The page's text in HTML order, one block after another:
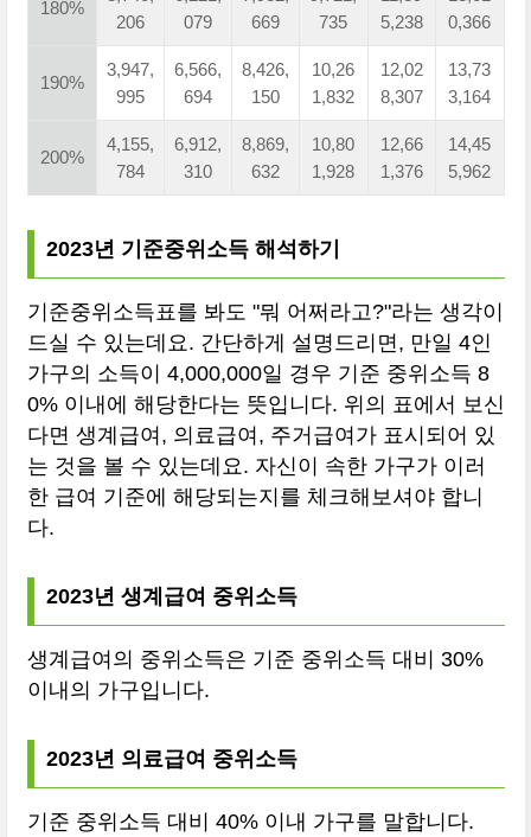
180%
206
079
669
735
5,238
0,366
190%
3,947,
995
6,566,
694
8,426,
150
10,26
1,832
12,02
8,307
13,73
3,164
200%
4,155,
784
6,912,
310
8,869,
632
10,80
1,928
12,66
1,376
14,45
5,962
2023년 기준중위소득 해석하기
기준중위소득표를 봐도 "뭐 어쩌라고?"라는 생각이
드실 수 있는데요. 간단하게 설명드리면, 만일 4인
가구의 소득이 4,000,000일 경우 기준 중위소득 8
0% 이내에 해당한다는 뜻입니다. 위의 표에서 보신
다면 생계급여, 의료급여, 주거급여가 표시되어 있
는 것을 볼 수 있는데요. 자신이 속한 가구가 이러
한 급여 기준에 해당되는지를 체크해보셔야 합니
다.
2023년 생계급여 중위소득
생계급여의 중위소득은 기준 중위소득 대비 30%
이내의 가구입니다.
2023년 의료급여 중위소득
기준 중위소득 대비 40% 이내 가구를 말합니다.